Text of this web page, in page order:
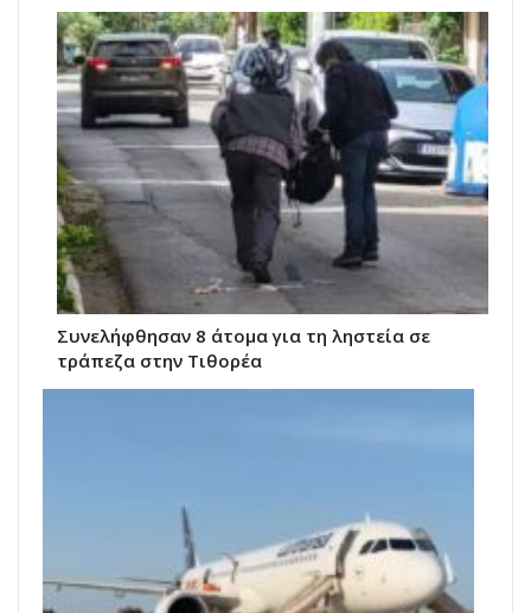
Συνελήφθησαν 8 άτομα για τη ληστεία σε
τράπεζα στην Τιθορέα